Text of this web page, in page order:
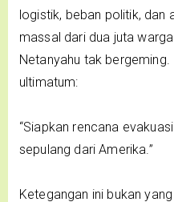
logistik, beban politik, dan
massal dari dua juta
Netanyahu tak
ultimatum:
“Siapkan rencana
sepulang dari Amerika.”
Ketegangan ini bukan